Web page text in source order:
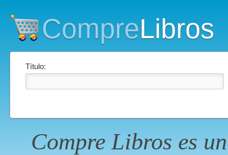
CompreLibros
Título:
Compre Libros es